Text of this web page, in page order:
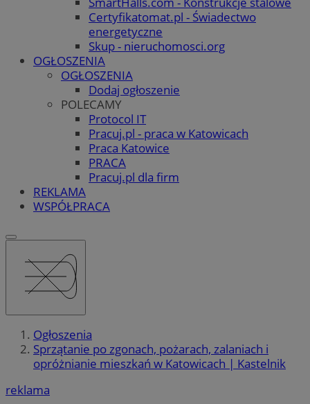
Certyfikatomat.pl - Świadectwo
energetyczne
Skup - nieruchomosci.org
OGŁOSZENIA
OGŁOSZENIA
Dodaj ogłoszenie
POLECAMY
Protocol IT
Pracuj.pl - praca w Katowicach
Praca Katowice
PRACA
Pracuj.pl dla firm
REKLAMA
WSPÓŁPRACA
Ogłoszenia
Sprzątanie po zgonach, pożarach, zalaniach i
opróżnianie mieszkań w Katowicach | Kastelnik
reklama